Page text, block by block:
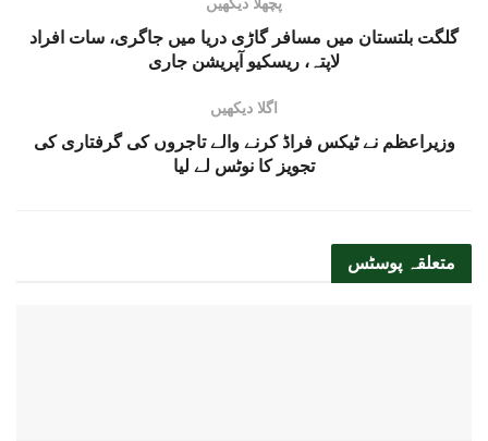
گلگت بلتستان میں مسافر گاڑی دریا میں جاگری، سات افراد
لاپتہ، ریسکیو آپریشن جاری
اگلا دیکھیں
وزیراعظم نے ٹیکس فراڈ کرنے والے تاجروں کی گرفتاری کی
تجویز کا نوٹس لے لیا
متعلقہ پوسٹس